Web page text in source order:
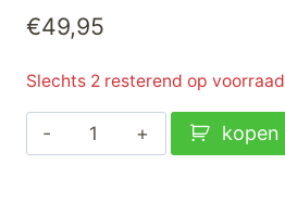
€49,95
Slechts 2 resterend op voorraad
Snijplank
Pro
kopen